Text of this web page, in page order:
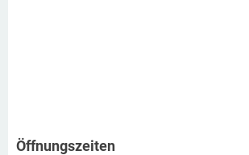
Öffnungszeiten